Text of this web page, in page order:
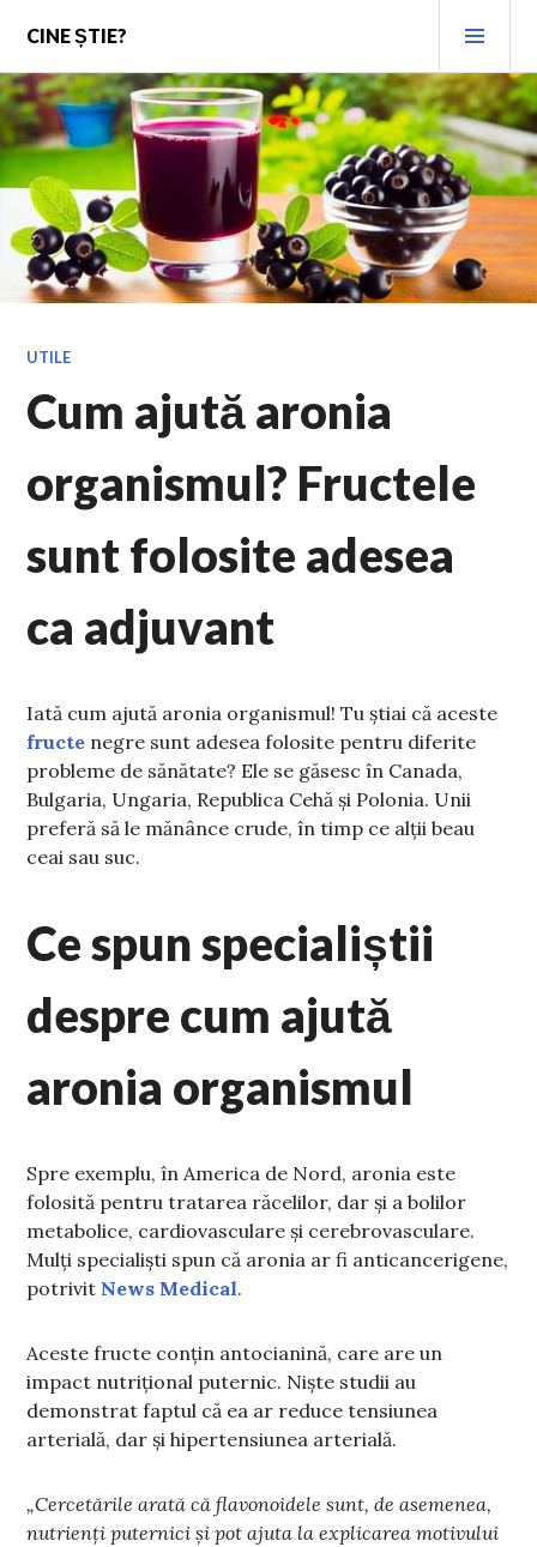
content
CINE ȘTIE?
UTILE
Cum ajută aronia
organismul? Fructele
sunt folosite adesea
ca adjuvant
Iată cum ajută aronia organismul! Tu știai că aceste
fructe negre sunt adesea folosite pentru diferite
probleme de sănătate? Ele se găsesc în Canada,
Bulgaria, Ungaria, Republica Cehă și Polonia. Unii
preferă să le mănânce crude, în timp ce alții beau
ceai sau suc.
Ce spun specialiștii
despre cum ajută
aronia organismul
Spre exemplu, în America de Nord, aronia este
folosită pentru tratarea răcelilor, dar și a bolilor
metabolice, cardiovasculare și cerebrovasculare.
Mulți specialiști spun că aronia ar fi anticancerigene,
potrivit News Medical.
Aceste fructe conțin antocianină, care are un
impact nutrițional puternic. Niște studii au
demonstrat faptul că ea ar reduce tensiunea
arterială, dar și hipertensiunea arterială.
„Cercetările arată că flavonoidele sunt, de asemenea,
nutrienți puternici și pot ajuta la explicarea motivului